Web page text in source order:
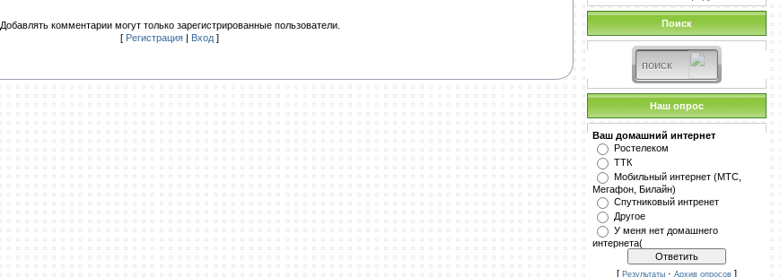
Добавлять комментарии могут только зарегистрированные пользователи.
[ Регистрация | Вход ]
Поиск
Наш опрос
Ваш домашний интернет
Ростелеком
ТТК
Мобильный интернет (МТС,
Мегафон, Билайн)
Спутниковый интренет
Другое
У меня нет домашнего
интернета(
[ Результаты · Архив опросов ]